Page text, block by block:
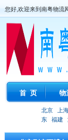
您好,欢迎来到南粤物流
首 页 物
北京 上
东
福建